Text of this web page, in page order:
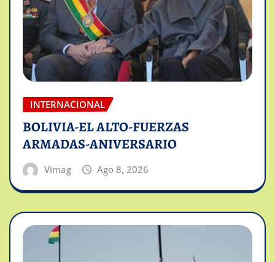
INTERNACIONAL
BOLIVIA-EL ALTO-FUERZAS
ARMADAS-ANIVERSARIO
Vimag Ago 8, 2026